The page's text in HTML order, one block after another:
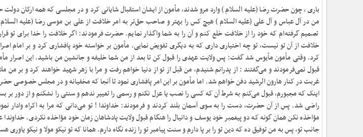
باری ، چون حضرت رضا (علیه السلام ) وارد مرو شدند، مأمون از ایشان استقبال شایانی کرد و در مجلسی که همه ارکان
من در آل عباس و آل علی (علیه السلام ) هیچ کس را بهتر و صاحب حق‌تر به امر خلافت از علی ‌بن ‌موسی ‌رضا (علیه
تصمیم گرفته‌ام که خود را از خلافت خلع کنم و آن را به شما واگذار نمایم. حضرت فرمودند: اگر خلافت را خدا برای تو
خلافت از آن تو نیست، تو چه اختیاری داری که به دیگری تفویض نمایی. مأمون بر خواسته خود پافشاری کرد و بر امام
کرد. وقتی مأمون مأیوس شد گفت: پس ولایت عهدی را قبول کن تا بعد از من شما خلیفه و جانشین من باشید. این اصرار
قبول نمی‌فرمودند و می‌گفتند : از پدرانم شنیدم، من قبل از تو از دنیا خواهم رفت و مرا با زهر شهید خواهند کرد و بر
غربت در کنار هارون ‌الرشید دفن خواهم شد. اما مأمون بر این امر پافشاری نمود تا آنجا که مخفیانه و در مجلس خصوصی
اینک که مجبورم، قبول می‌کنم به شرط آن که کسی را نصب یا عزل نکنم و رسمی را تغییر ندهم و سنتی را نشکنم و از دور بر
راضی شد. پس از آن حضرت، دست را به سوی آسمان بلند کردند و فرمودند: خداوندا ! تو می‌دانی که مرا به اکراه وادار
مؤاخذه نکن همان گونه که دو پیغمبر خود یوسف و دانیال را هنگام قبول ولایت پادشاهان زمان خود مؤاخذه نکردی.
جانب تو، پس به من توفیق ده که دین تو را بر پا دارم و سنت پیامبر تو را زنده نگاه دارم. همانا که تو نیکو مولا و نیکو یاوری